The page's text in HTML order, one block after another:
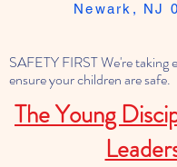
SAFETY FIRST We're taking
ensure your children are safe.
The Young
Newark, NJ